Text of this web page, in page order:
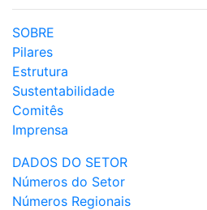
SOBRE
Pilares
Estrutura
Sustentabilidade
Comitês
Imprensa
DADOS DO SETOR
Números do Setor
Números Regionais